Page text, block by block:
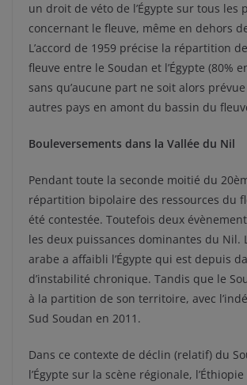
un droit de véto de l’Égypte sur tous les
concernant le fleuve, même en dehors
L’accord de 1959 précise la répartition
fleuve entre le Soudan et l’Égypte (80%
sans qu’aucune part ne soit alors
autres pays en amont du bassin du
Bouleversements dans la Vallée du Nil
Pendant toute la seconde moitié du
répartition bipolaire des ressources du
été contestée. Toutefois deux
les deux puissances dominantes du Nil.
arabe a affaibli l’Égypte qui est depuis
d’instabilité chronique. Tandis que le
à la partition de son territoire, avec
Sud Soudan en 2011.
Dans ce contexte de déclin (relatif) du
l’Égypte sur la scène régionale,